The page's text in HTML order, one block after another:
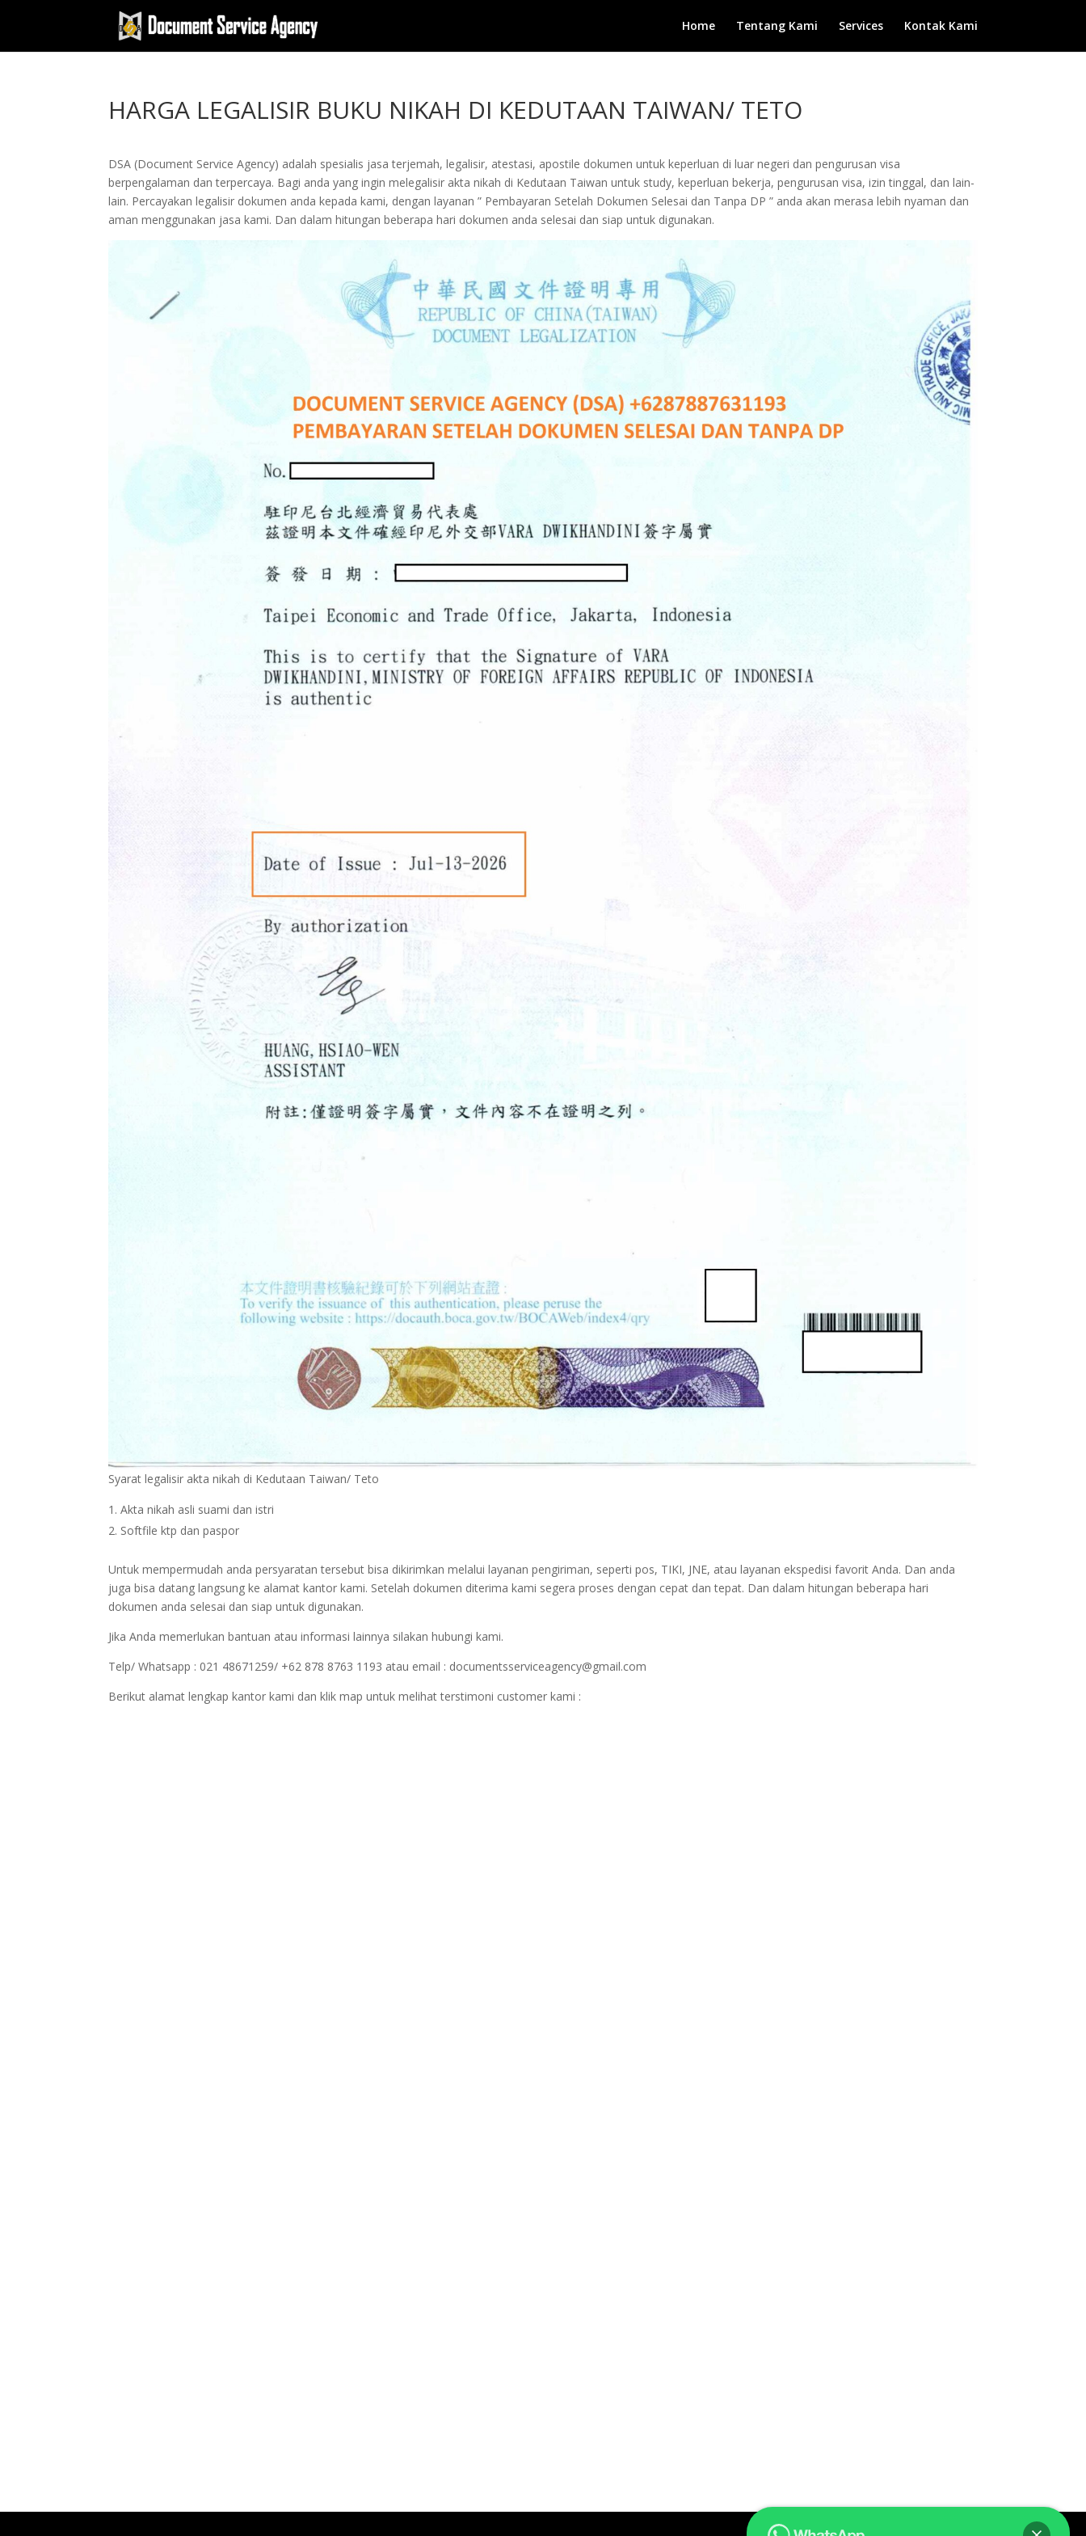
Home Tentang Kami Services Kontak Kami
HARGA LEGALISIR BUKU NIKAH DI KEDUTAAN TAIWAN/ TETO
DSA (Document Service Agency) adalah spesialis jasa terjemah, legalisir, atestasi, apostile dokumen untuk keperluan di luar negeri dan pengurusan visa
berpengalaman dan terpercaya. Bagi anda yang ingin melegalisir akta nikah di Kedutaan Taiwan untuk study, keperluan bekerja, pengurusan visa, izin tinggal, dan lain-
lain. Percayakan legalisir dokumen anda kepada kami, dengan layanan ” Pembayaran Setelah Dokumen Selesai dan Tanpa DP ” anda akan merasa lebih nyaman dan
aman menggunakan jasa kami. Dan dalam hitungan beberapa hari dokumen anda selesai dan siap untuk digunakan.
Syarat legalisir akta nikah di Kedutaan Taiwan/ Teto
Akta nikah asli suami dan istri
Softfile ktp dan paspor
Untuk mempermudah anda persyaratan tersebut bisa dikirimkan melalui layanan pengiriman, seperti pos, TIKI, JNE, atau layanan ekspedisi favorit Anda. Dan anda
juga bisa datang langsung ke alamat kantor kami. Setelah dokumen diterima kami segera proses dengan cepat dan tepat. Dan dalam hitungan beberapa hari
dokumen anda selesai dan siap untuk digunakan.
Jika Anda memerlukan bantuan atau informasi lainnya silakan hubungi kami.
Telp/ Whatsapp : 021 48671259/ +62 878 8763 1193 atau email : documentsserviceagency@gmail.com
Berikut alamat lengkap kantor kami dan klik map untuk melihat terstimoni customer kami :